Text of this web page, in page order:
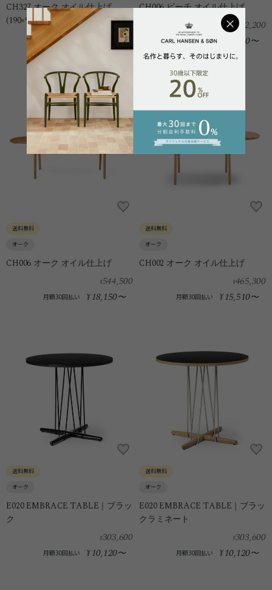
×
CH327 オーク オイル仕上げ
(190×95)
705,100
月額30回払い 23,503〜
CH006 ビーチ オイル仕上げ
¥ 442,200
月額30回払い 14,740〜
送料無料
オーク
CH006 オーク オイル仕上げ
¥544,500
月額30回払い ¥ 18,150〜
送料無料
オーク
CH002 オーク オイル仕上げ
¥465,300
月額30回払い ¥ 15,510〜
送料無料
オーク
E020 EMBRACE TABLE｜ブラッ
ク
¥303,600
月額30回払い ¥ 10,120〜
送料無料
オーク
E020 EMBRACE TABLE｜ブラッ
クラミネート
¥303,600
月額30回払い ¥ 10,120〜